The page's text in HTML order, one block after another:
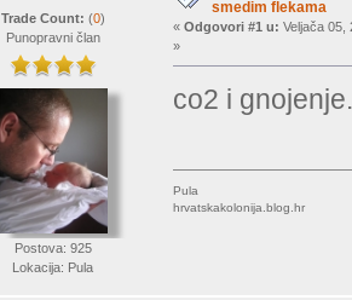
Trade Count: (0)
Punopravni član
Postova: 925
Lokacija: Pula
smedim flekama
« Odgovori #1 u: Veljača 05,
»
co2 i
Pula
hrvatskakolonija.blog.hr